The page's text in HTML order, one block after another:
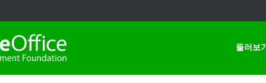
둘러보기